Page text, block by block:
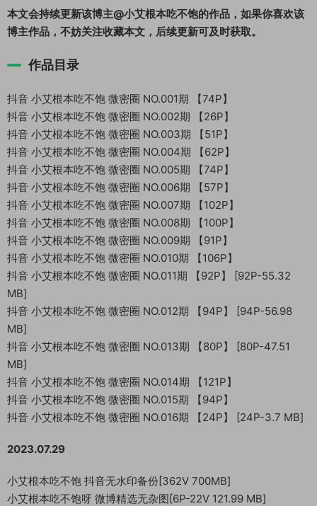
本文会持续更新该博主@小艾根本吃不饱的作品，如果你喜欢该
博主作品，不妨关注收藏本文，后续更新可及时获取。
作品目录
抖音 小艾根本吃不饱 微密圈 NO.001期 【74P】
抖音 小艾根本吃不饱 微密圈 NO.002期 【26P】
抖音 小艾根本吃不饱 微密圈 NO.003期 【51P】
抖音 小艾根本吃不饱 微密圈 NO.004期 【62P】
抖音 小艾根本吃不饱 微密圈 NO.005期 【74P】
抖音 小艾根本吃不饱 微密圈 NO.006期 【57P】
抖音 小艾根本吃不饱 微密圈 NO.007期 【102P】
抖音 小艾根本吃不饱 微密圈 NO.008期 【100P】
抖音 小艾根本吃不饱 微密圈 NO.009期 【91P】
抖音 小艾根本吃不饱 微密圈 NO.010期 【106P】
抖音 小艾根本吃不饱 微密圈 NO.011期 【92P】 [92P-55.32
MB]
抖音 小艾根本吃不饱 微密圈 NO.012期 【94P】 [94P-56.98
MB]
抖音 小艾根本吃不饱 微密圈 NO.013期 【80P】 [80P-47.51
MB]
抖音 小艾根本吃不饱 微密圈 NO.014期 【121P】
抖音 小艾根本吃不饱 微密圈 NO.015期 【94P】
抖音 小艾根本吃不饱 微密圈 NO.016期 【24P】 [24P-3.7 MB]
2023.07.29
小艾根本吃不饱 抖音无水印备份[362V 700MB]
小艾根本吃不饱呀 微博精选无杂图[6P-22V 121.99 MB]